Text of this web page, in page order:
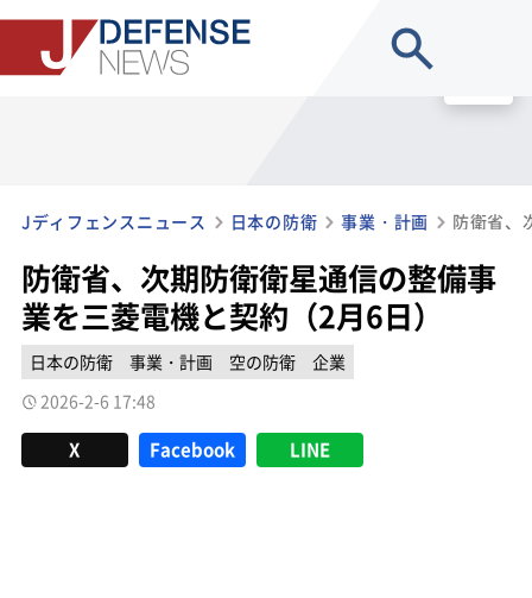
Jディフェンスニュース 日本の防衛 事業・計画
防衛省、次期防衛衛星通信の整備事
業を三菱電機と契約（2月6日）
日本の防衛 事業・計画 空の防衛
企業
2026-2-6 17:48
X Facebook LINE